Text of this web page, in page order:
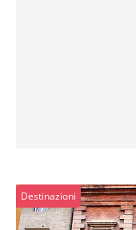
Destinazioni